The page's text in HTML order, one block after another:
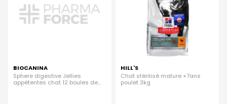
BIOCANINA
Sphere digestive Jellies
appétentes chat 12 boules de
HILL'S
Chat stérilisé mature +7ans
poulet 3kg